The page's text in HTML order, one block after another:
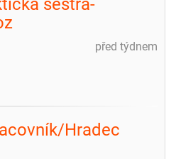
před týdnem
Hradec